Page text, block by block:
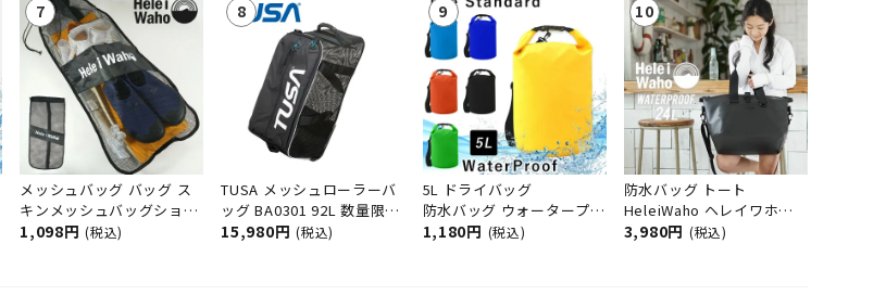
納可
フィン SUP 釣り キャンプ
自転車 バイク 防災リュッ
ク
メッシュバッグ バッグ ス
キンメッシュバッグショル
ダー HeleiWaho ヘレイワ
1,098円 (税込)
TUSA メッシュローラーバ
ッグ BA0301 92L 数量限定
キャリーバッグ メッシュバ
15,980円 (税込)
5L ドライバッグ
防水バッグ ウォータープル
ーフバック プールバッグ
1,180円 (税込)
防水バッグ トート
HeleiWaho ヘレイワホ
20L 以上 大容量 肩がけ 防
3,980円 (税込)